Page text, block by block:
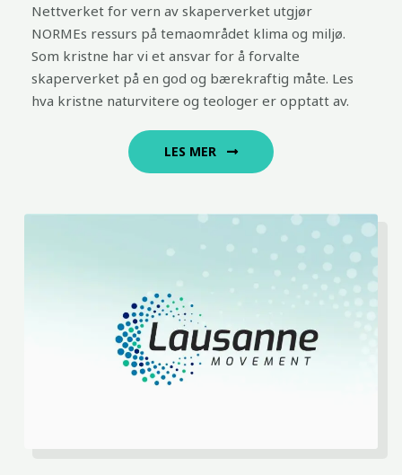
Nettverket for vern av skaperverket utgjør
NORMEs ressurs på temaområdet klima og miljø.
Som kristne har vi et ansvar for å forvalte
skaperverket på en god og bærekraftig måte. Les
hva kristne naturvitere og teologer er opptatt av.
LES MER